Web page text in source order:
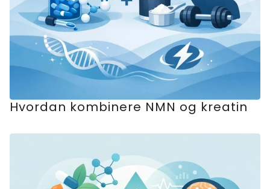
Hvordan kombinere NMN og kreatin